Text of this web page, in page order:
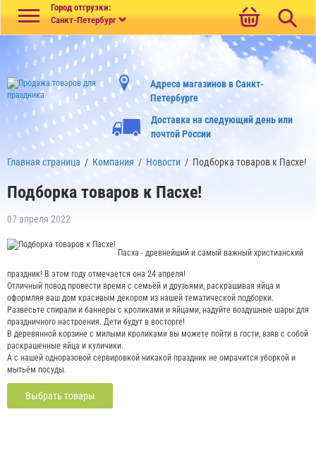
Город отгрузки:
Санкт-Петербург
Адреса магазинов в Санкт-
Петербурге
Доставка на следующий день или
почтой России
Главная страница / Компания / Новости / Подборка товаров к Пасхе!
Подборка товаров к Пасхе!
07 апреля 2022
Пасха - древнейший и самый важный христианский
праздник! В этом году отмечается она 24 апреля!
Отличный повод провести время с семьёй и друзьями, раскрашивая яйца и
оформляя ваш дом красивым декором из нашей тематической подборки.
Развесьте спирали и баннеры с кроликами и яйцами, надуйте воздушные шары для
праздничного настроения. Дети будут в восторге!
В деревянной корзине с милыми кроликами вы можете пойти в гости, взяв с собой
раскрашенные яйца и куличики.
А с нашей одноразовой сервировкой никакой праздник не омрачится уборкой и
мытьём посуды.
Выбрать товары